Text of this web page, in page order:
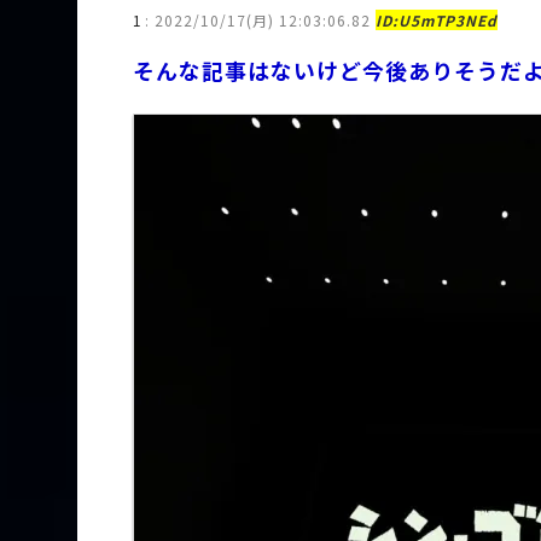
1 : 2022/10/17(月) 12:03:06.82 ID:U5mTP3NEd
そんな記事はないけど今後ありそうだ